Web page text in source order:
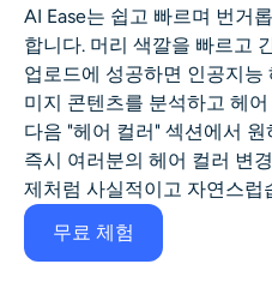
비디오 효과
비디오 인핸서
영상 워터마크 제거기
AI Ease는 쉽고 빠르며 번거
합니다. 머리 색깔을 빠르고
업로드에 성공하면 인공지능
미지 콘텐츠를 분석하고 헤
다음 "헤어 컬러" 섹션에서
즉시 여러분의 헤어 컬러 변경
제처럼 사실적이고 자연스럽
무료 체험